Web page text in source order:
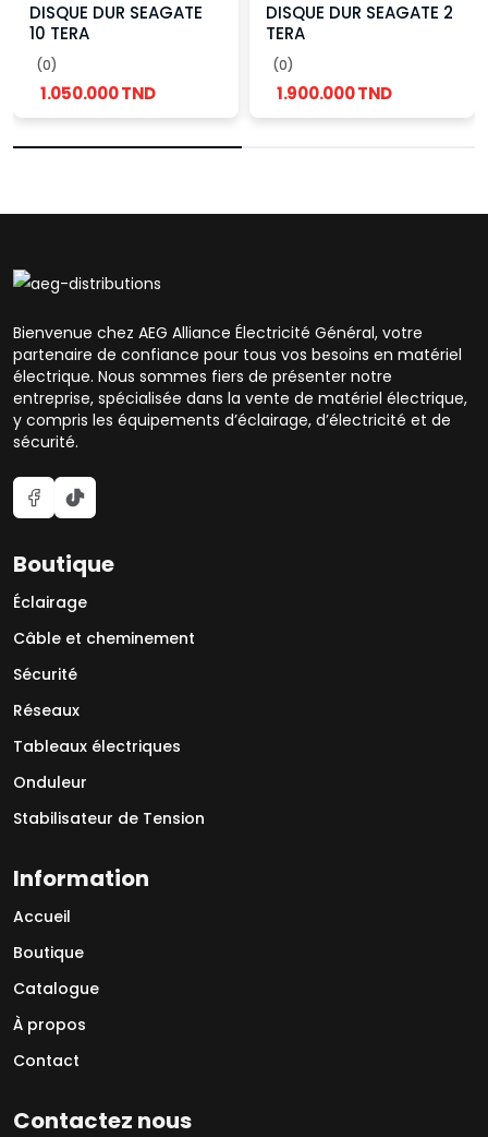
DISQUE DUR SEAGATE
10 TERA
(0)
1.050.000 TND
DISQUE DUR SEAGATE 2
TERA
(0)
1.900.000 TND
Bienvenue chez AEG Alliance Électricité Général, votre
partenaire de confiance pour tous vos besoins en matériel
électrique. Nous sommes fiers de présenter notre
entreprise, spécialisée dans la vente de matériel électrique,
y compris les équipements d’éclairage, d’électricité et de
sécurité.
Boutique
Éclairage
Câble et cheminement
Sécurité
Réseaux
Tableaux électriques
Onduleur
Stabilisateur de Tension
Information
Accueil
Boutique
Catalogue
À propos
Contact
Contactez nous